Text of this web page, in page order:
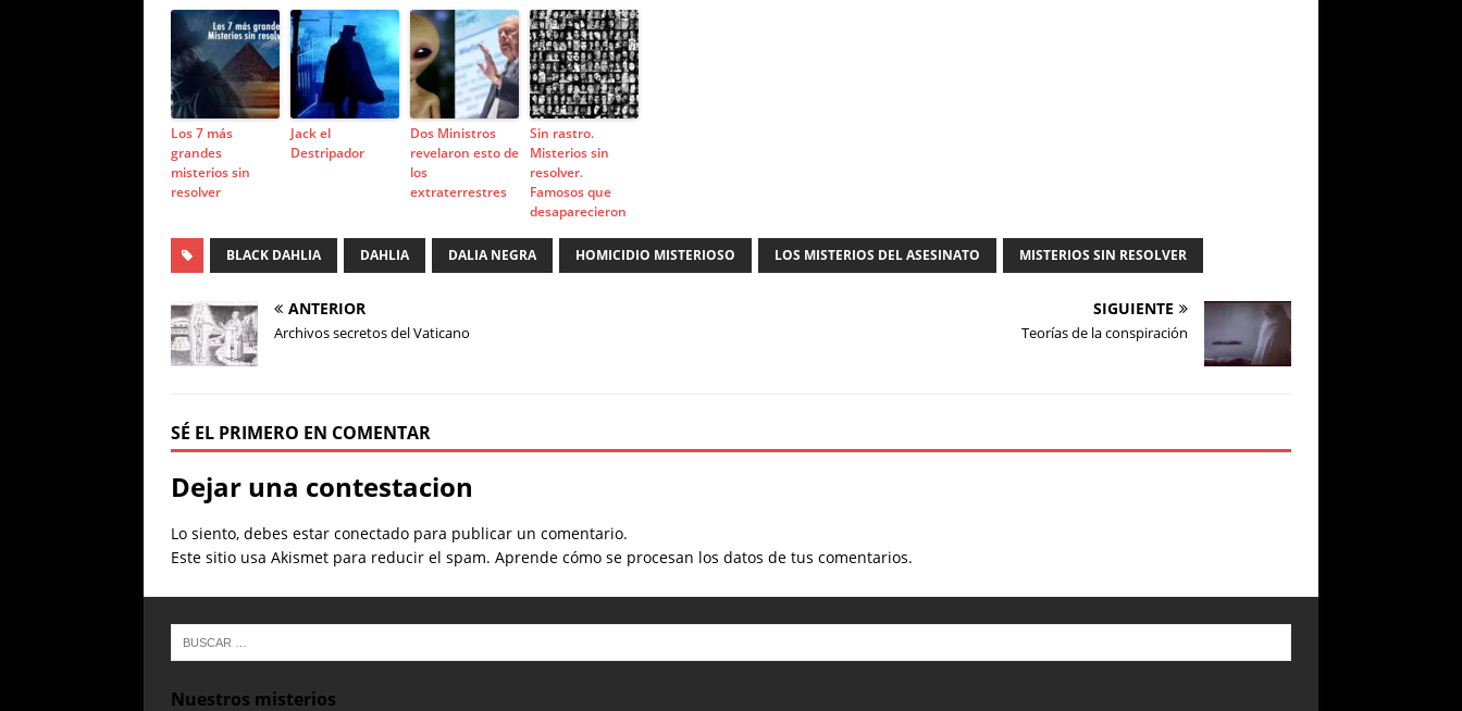
Los 7 más
grandes
misterios sin
resolver
Jack el
Destripador
Dos Ministros
revelaron esto de
los
extraterrestres
Sin rastro.
Misterios sin
resolver.
Famosos que
desaparecieron
BLACK DAHLIA DAHLIA DALIA NEGRA HOMICIDIO MISTERIOSO LOS MISTERIOS DEL ASESINATO MISTERIOS SIN RESOLVER
ANTERIOR
Archivos secretos del Vaticano
SIGUIENTE
Teorías de la conspiración
SÉ EL PRIMERO EN COMENTAR
Dejar una contestacion
Lo siento, debes estar conectado para publicar un comentario.
Este sitio usa Akismet para reducir el spam. Aprende cómo se procesan los datos de tus comentarios.
Nuestros misterios